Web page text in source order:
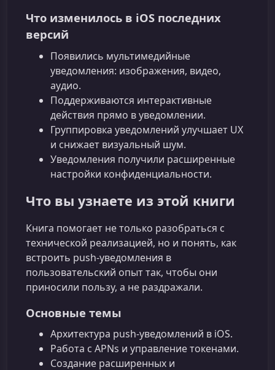
Что изменилось в iOS последних
версий
Появились мультимедийные
уведомления: изображения, видео,
аудио.
Поддерживаются интерактивные
действия прямо в уведомлении.
Группировка уведомлений улучшает UX
и снижает визуальный шум.
Уведомления получили расширенные
настройки конфиденциальности.
Что вы узнаете из этой книги
Книга помогает не только разобраться с
технической реализацией, но и понять, как
встроить push‑уведомления в
пользовательский опыт так, чтобы они
приносили пользу, а не раздражали.
Основные темы
Архитектура push‑уведомлений в iOS.
Работа с APNs и управление токенами.
Создание расширенных и